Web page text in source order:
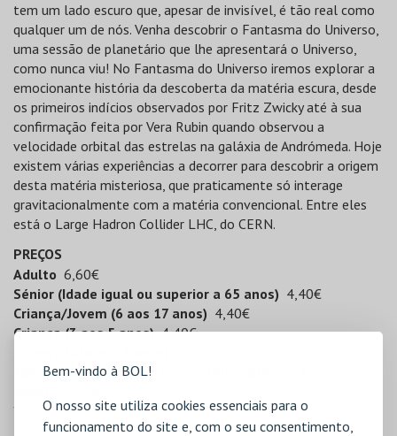
Bem-vindo à BOL!
O nosso site utiliza cookies essenciais para o
funcionamento do site e, com o seu consentimento,
tem um lado escuro que, apesar de invisível, é tão real como
qualquer um de nós. Venha descobrir o Fantasma do Universo,
uma sessão de planetário que lhe apresentará o Universo,
como nunca viu! No Fantasma do Universo iremos explorar a
emocionante história da descoberta da matéria escura, desde
os primeiros indícios observados por Fritz Zwicky até à sua
confirmação feita por Vera Rubin quando observou a
velocidade orbital das estrelas na galáxia de Andrómeda. Hoje
existem várias experiências a decorrer para descobrir a origem
desta matéria misteriosa, que praticamente só interage
gravitacionalmente com a matéria convencional. Entre eles
está o Large Hadron Collider LHC, do CERN.
PREÇOS
Adulto 6,60€
Sénior (Idade igual ou superior a 65 anos) 4,40€
Criança/Jovem (6 aos 17 anos) 4,40€
Criança (3 aos 5 anos)4,40€
Família (até dois adultos com filhos até aos 17
* Bilhete disponível apenas no local.